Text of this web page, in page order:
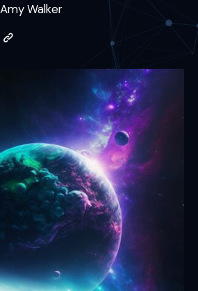
Amy Walker